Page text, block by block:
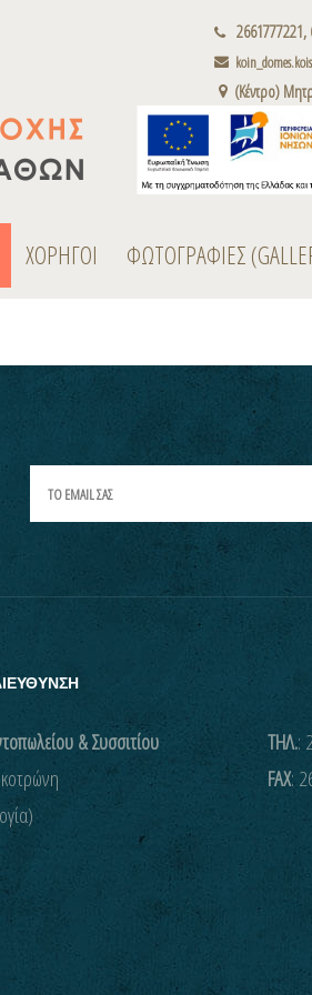
2661777221,
(Κέντρο)
ΧΟΡΗΓΟΙ ΦΩΤΟΓΡΑΦΙΕΣ
& Συσσιτίου
ΤΗΛ.:
FAX: